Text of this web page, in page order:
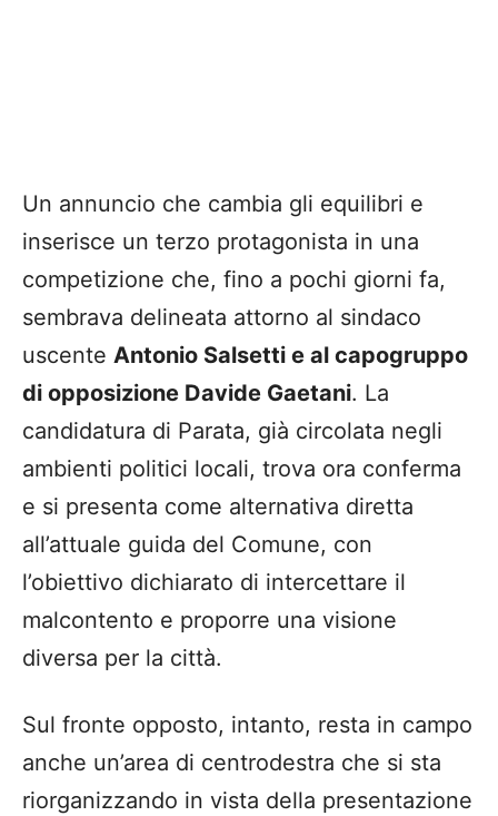
Un annuncio che cambia gli equilibri e
inserisce un terzo protagonista in una
competizione che, fino a pochi giorni fa,
sembrava delineata attorno al sindaco
uscente Antonio Salsetti e al capogruppo
di opposizione Davide Gaetani. La
candidatura di Parata, già circolata negli
ambienti politici locali, trova ora conferma
e si presenta come alternativa diretta
all’attuale guida del Comune, con
l’obiettivo dichiarato di intercettare il
malcontento e proporre una visione
diversa per la città.
Sul fronte opposto, intanto, resta in campo
anche un’area di centrodestra che si sta
riorganizzando in vista della presentazione